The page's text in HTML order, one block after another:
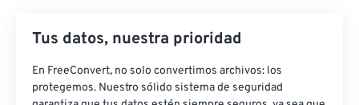
Tus datos, nuestra prioridad
En FreeConvert, no solo convertimos archivos: los
protegemos. Nuestro sólido sistema de seguridad